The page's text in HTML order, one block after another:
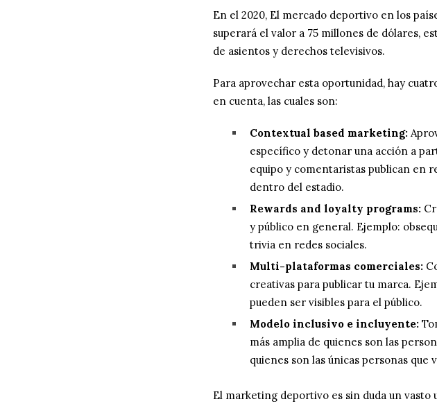
En el 2020, El mercado deportivo en los
superará el valor a 75 millones de dólares,
de asientos y derechos televisivos.
Para aprovechar esta oportunidad, hay
en cuenta, las cuales son:
Contextual based marketing:
específico y detonar una acción a
equipo y comentaristas publican en
dentro del estadio.
Rewards and loyalty programs:
y público en general. Ejemplo:
trivia en redes sociales.
Multi-plataformas comerciales:
creativas para publicar tu marca.
pueden ser visibles para el público.
Modelo inclusivo e incluyente:
más amplia de quienes son las
quienes son las únicas personas
El marketing deportivo es sin duda un